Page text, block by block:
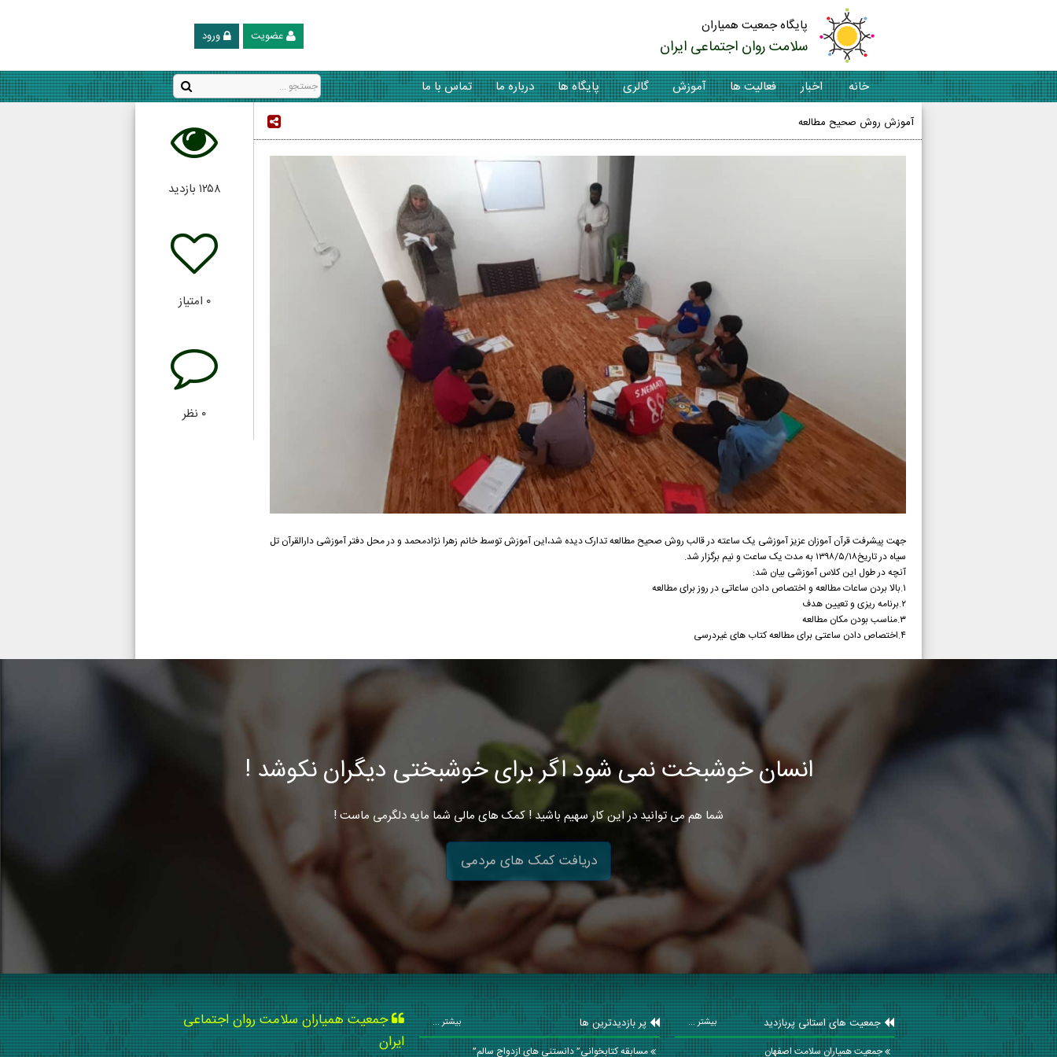
پایگاه جمعیت همیاران
سلامت روان اجتماعی ایران ورود عضویت
خانه اخبار فعالیت ها آموزش گالری پایگاه ها درباره ما تماس با ما
آموزش روش صحیح مطالعه
جهت پیشرفت قرآن آموزان عزیز آموزشی یک ساعته در قالب روش صحیح مطالعه تدارک دیده شد،این آموزش توسط خانم زهرا نژادمحمد و در محل دفتر آموزشی دارالقرآن تل
سیاه در تاریخ۱۳۹۸/۵/۱۸ به مدت یک ساعت و نیم برگزار شد.
آنچه در طول این کلاس آموزشی بیان شد:
۱.بالا بردن ساعات مطالعه و اختصاص دادن ساعاتی در روز برای مطالعه
۲.برنامه ریزی و تعیین هدف
۳.مناسب بودن مکان مطالعه
۴.اختصاص دادن ساعتی برای مطالعه کتاب های غیردرسی
۱۲۵۸ بازدید
۰ امتیاز
۰ نظر
انسان خوشبخت نمی شود اگر برای خوشبختی دیگران نکوشد !
شما هم می توانید در این کار سهیم باشید ! کمک های مالی شما مایه دلگرمی ماست !
دریافت کمک های مردمی
جمعیت های استانی پربازدید بیشتر ...
جمعیت همیاران سلامت اصفهان
پر بازدیدترین ها بیشتر ...
مسابقه کتابخوانی” دانستنی های ازدواج سالم”
جمعیت همیاران سلامت روان اجتماعی
ایران